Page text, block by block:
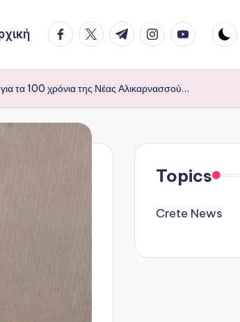
facebook.com
twitter.com
t.me instagram.com
youtube.com
τα 100 χρόνια της Νέας Αλικαρνασσού…
Topics
Crete News